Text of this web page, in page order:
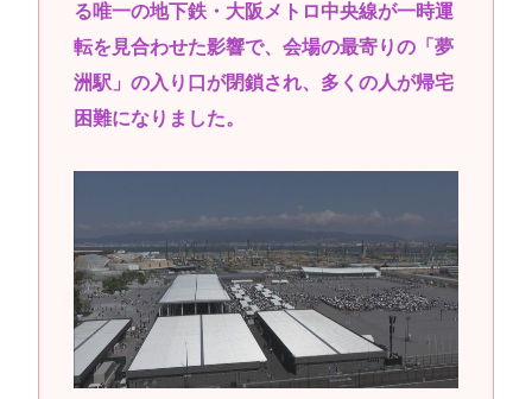
る唯一の地下鉄・大阪メトロ中央線が一時運
転を見合わせた影響で、会場の最寄りの「夢
洲駅」の入り口が閉鎖され、多くの人が帰宅
困難になりました。